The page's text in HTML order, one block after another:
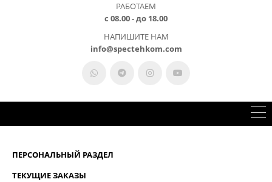
РАБОТАЕМ
с 08.00 - до 18.00
НАПИШИТЕ НАМ
info@spectehkom.com
ПЕРСОНАЛЬНЫЙ РАЗДЕЛ
ТЕКУЩИЕ ЗАКАЗЫ